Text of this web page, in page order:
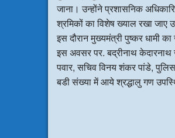
जाना। उन्होंने प्रशासनिक
श्रमिकों का विशेष ख्याल रखा जाए
इस दौरान मुख्यमंत्री पुष्कर धामी का
इस अवसर पर. बद्रीनाथ केदारनाथ
पवार, सचिव विनय शंकर पांडे,
बडी संख्या में आये श्रद्धालु गण